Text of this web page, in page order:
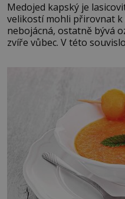
Medojed kapský je
velikostí mohli přirovnat k
nebojácná, ostatně bývá
zvíře vůbec. V této